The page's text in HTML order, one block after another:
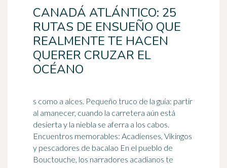
CANADÁ ATLÁNTICO: 25
RUTAS DE ENSUEÑO QUE
REALMENTE TE HACEN
QUERER CRUZAR EL
OCÉANO
s como a alces. Pequeño truco de la guía: partir
al amanecer, cuando la carretera aún está
desierta y la niebla se aferra a los cabos.
Encuentros memorables: Acadienses, Vikingos
y pescadores de bacalao En el pueblo de
Bouctouche, los narradores acadianos te